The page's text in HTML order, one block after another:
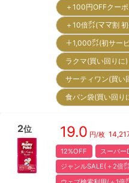
＋100円OFFクー
＋10倍㌽(ママ割
＋1,000㌽(初サー
ラクマ(買い回り
サーティワン(買
食パン袋(買い回
2位 19.0 円/枚
12%OFF スーパー
ジャンルSALE(＋2倍